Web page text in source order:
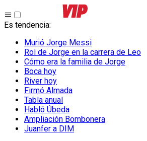
Es tendencia:
Murió Jorge Messi
Rol de Jorge en la carrera de Leo
Cómo era la familia de Jorge
Boca hoy
River hoy
Firmó Almada
Tabla anual
Habló Úbeda
Ampliación Bombonera
Juanfer a DIM